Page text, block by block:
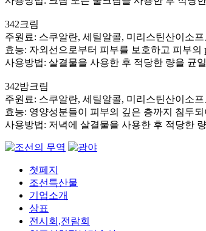
342크림
주원료: 스쿠알란, 세틸알콜, 미리스틴산이소
효능: 자외선으로부터 피부를 보호하고 피부
사용방법: 살결물을 사용한 후 적당한 량을 균
342밤크림
주원료: 스쿠알란, 세틸알콜, 미리스틴산이소
효능: 영양성분들이 피부의 깊은 층까지 침투
사용방법: 저녁에 살결물을 사용한 후 적당한
첫페지
조선특산물
기업소개
상표
전시회,전람회